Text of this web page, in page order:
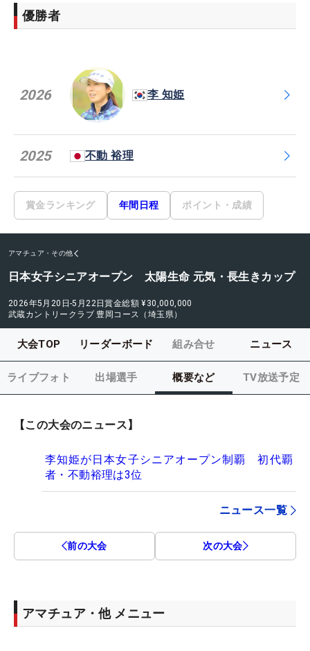
優勝者
2026 李 知姫
2025 不動 裕理
賞金ランキング 年間日程 ポイント・成績
アマチュア・その他
日本女子シニアオープン 太陽生命 元気・長生きカップ
2026年5月20日-5月22日賞金総額 ¥30,000,000
武蔵カントリークラブ 豊岡コース（埼玉県）
大会TOP リーダーボード 組み合せ ニュース
ライブフォト 出場選手 概要など TV放送予定
【この大会のニュース】
李知姫が日本女子シニアオープン制覇 初代覇
者・不動裕理は3位
ニュース一覧
前の大会 次の大会
アマチュア・他 メニュー